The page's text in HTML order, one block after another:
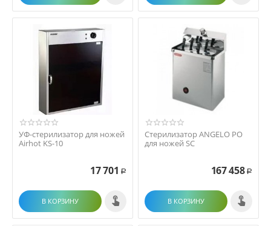
УФ-стерилизатор для ножей
Airhot KS-10
17 701 Р
В КОРЗИНУ
Стерилизатор ANGELO PO
для ножей SC
167 458 Р
В КОРЗИНУ